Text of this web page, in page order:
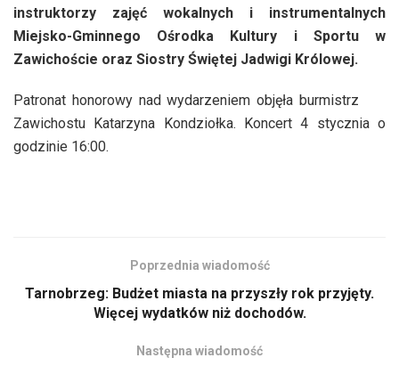
instruktorzy zajęć wokalnych i instrumentalnych
Miejsko-Gminnego Ośrodka Kultury i Sportu w
Zawichoście oraz Siostry Świętej Jadwigi Królowej.
Patronat honorowy nad wydarzeniem objęła burmistrz
Zawichostu Katarzyna Kondziołka. Koncert 4 stycznia o
godzinie 16:00.
Poprzednia wiadomość
Tarnobrzeg: Budżet miasta na przyszły rok przyjęty.
Więcej wydatków niż dochodów.
Następna wiadomość